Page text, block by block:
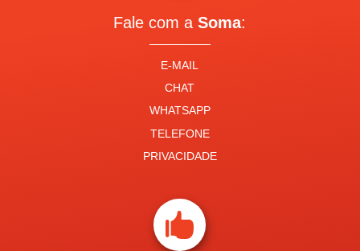
Fale com aSoma:
E-MAIL
CHAT
WHATSAPP
TELEFONE
PRIVACIDADE
